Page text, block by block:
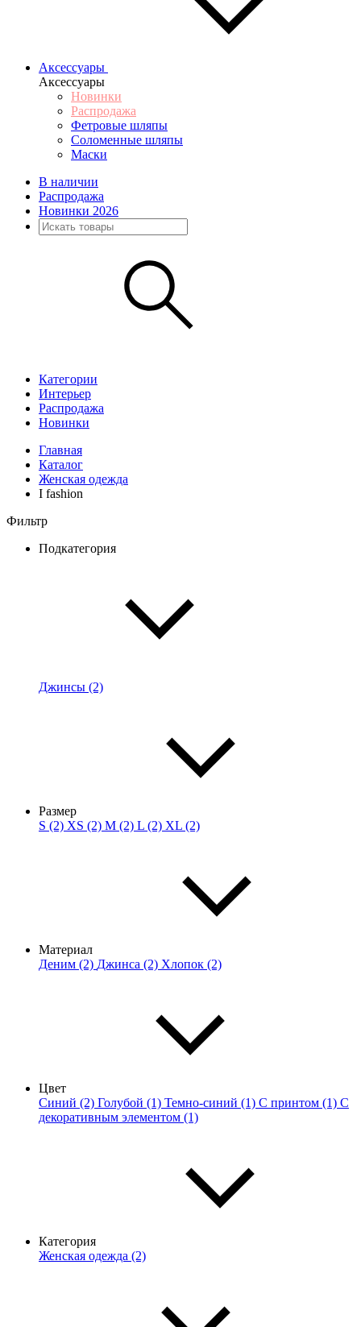
Аксессуары
Аксессуары
Новинки
Распродажа
Фетровые шляпы
Соломенные шляпы
Маски
В наличии
Распродажа
Новинки 2026
Категории
Интерьер
Распродажа
Новинки
Главная
Каталог
Женская одежда
I fashion
Фильтр
Подкатегория
Джинсы (2)
Размер
S (2) XS (2) M (2) L (2) XL (2)
Материал
Деним (2) Джинса (2) Хлопок (2)
Цвет
Синий (2) Голубой (1) Темно-синий (1) С принтом (1) С
декоративным элементом (1)
Категория
Женская одежда (2)